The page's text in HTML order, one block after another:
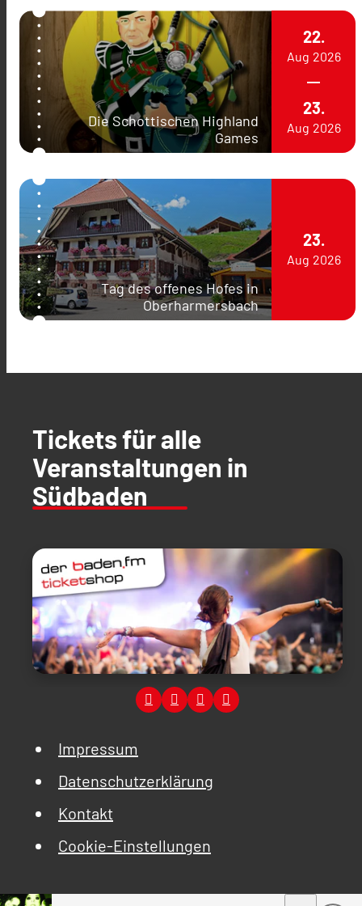
Die Schottischen Highland
Games
22.
Aug 2026
23.
Aug 2026
Tag des offenes Hofes in
Oberharmersbach
23.
Aug 2026
Tickets für alle
Veranstaltungen in
Südbaden
Impressum
Datenschutzerklärung
Kontakt
Cookie-Einstellungen